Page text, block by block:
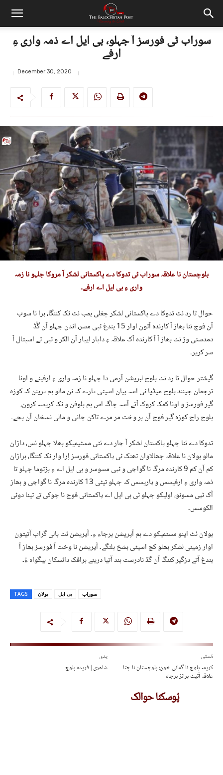
سوراب ٹی فورسز آ جہلو، بی ایل اے ذمہ واری ءِ
ارفے
December 30, 2020
بلوچستان نا علاقہ سوراب ٹی تدوکا دے پاکستانی لشکر آ مروکا جلہو نا زمہ
واری ءِ بی ایل اے ارفے۔
حوال تا رد ئٹ تدوکا دے پاکستانی لشکر چغلی بمب ئٹ ٹک کننگا، ہرا نا سوب
آن فوج ئنا بھاز آ کارندہ آتون اوار 15 بندغ ٹپی مسر، اندن جہلو آن گُڈ
دمدستی وڑ ئٹ بھاز آ آ کارندہ آک علاقہ ءِ داپار ایپار آن الکر و ٹپی تے اسپتال آ
سر کریر۔
گیشتر حوال تا رد ئٹ بلوچ لبریشن آرمی دا جہلو نا زمہ واری ءِ ارفینے و اونا
ترجمان جیئند بلوچ میڈیا ٹی اسہ بیان اسیٹی پارے کہ نن مالو ہم پرینن کہ کوزہ
گیر فورسز و اونا کمک کروک آتے آسہ جاگہ اس ہم ہلوفن و ٹک کریسہ کرون،
بلوچ راج کوزہ گیر فوج آن ہر وخت مر مرے تاکن جانی و مالی نسخان آن بچے۔
تدوکا دے ئنا جہلو پاکستان لشکر آ چار دے ئٹی مسٹیمیکو بھلا جہلو ئس، داڑان
مالو بولان نا علاقہ جھالاوان تھنک ٹی پاکستانی فورسز اِرا وار ٹک کننگا، ہراڑان
کم آن کم 9 کارندہ مرگ نا گواچی و ٹپی مسوسر و بی ایل اے ءِ ہڑتوما جہلو تا
ذمہ واری ءِ ارفیسس و پاریسس کہ جہلو تیٹی 13 کارندہ مرگ نا گواچی و بھاز
آک ٹپی مسونو، اولیکو جہلو ٹی بی ایل اے پاکستانی فوج نا چوکی تے تینا دوٹی
الکوسس۔
بولان ئٹ اینو مسٹمیکو دے ہم آپریشن برجاء ءِ۔ آپریشن ئٹ بالی گراب آتیتون
اوار زمینی لشکر بھلو کچ اسیٹی بشخ ہلنگے۔ آپریشن نا وخت آ فورسز بھاز آ
بندغ آتے دزگیر کننگ آن گڈ نادرست ہند آتیا درینے ہرافک دائسکان بیگواہ ءُ۔
TAGS بولان بی ایل سوراب
پدی
شاعری | فریدہ بلوچ
مُستی
کریمہ بلوچ نا گمانی خون: بلوچستان نا جتا
علاقہ آتیٹ برانز برجاء
پُوسکنا حوالک